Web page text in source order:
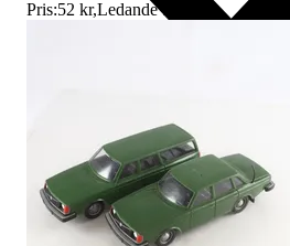
Ersättning om varan inte är som
Pris:52 kr,Ledande bud